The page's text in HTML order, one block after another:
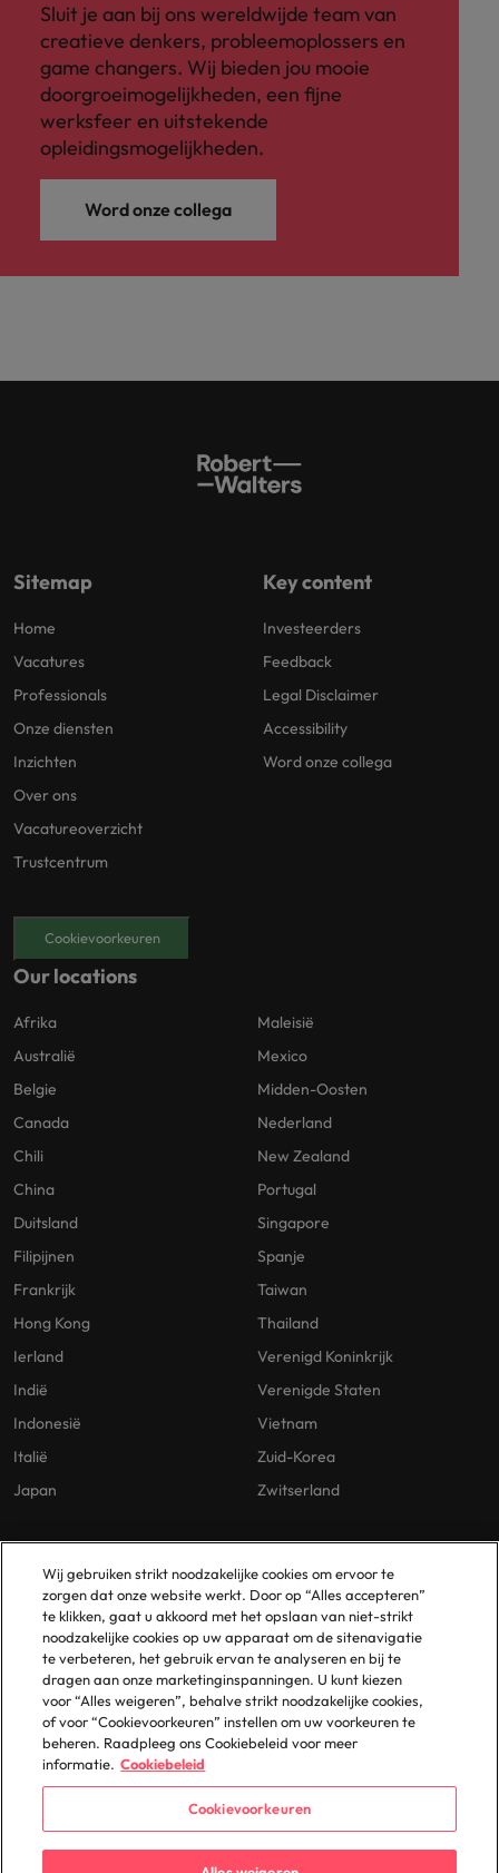
Sluit je aan bij ons wereldwijde team van
creatieve denkers, probleemoplossers en
game changers. Wij bieden jou mooie
doorgroeimogelijkheden, een fijne
werksfeer en uitstekende
opleidingsmogelijkheden.
Word onze collega
Sitemap
Home
Vacatures
Professionals
Onze diensten
Inzichten
Over ons
Vacatureoverzicht
Trustcentrum
Key content
Investeerders
Feedback
Legal Disclaimer
Accessibility
Word onze collega
Cookievoorkeuren
Our locations
Afrika
Australië
Belgie
Canada
Chili
China
Duitsland
Filipijnen
Frankrijk
Hong Kong
Ierland
Indië
Indonesië
Italië
Japan
Maleisië
Mexico
Midden-Oosten
Nederland
New Zealand
Portugal
Singapore
Spanje
Taiwan
Thailand
Verenigd Koninkrijk
Verenigde Staten
Vietnam
Zuid-Korea
Zwitserland
Our Policies
Privacybeleid
Cookies Policy
Policy Library
Gelijke Behandeling
Vestigingen
Amsterdam
Eindhoven
Rotterdam
Wij gebruiken strikt noodzakelijke cookies om ervoor te
zorgen dat onze website werkt. Door op “Alles accepteren”
te klikken, gaat u akkoord met het opslaan van niet-strikt
noodzakelijke cookies op uw apparaat om de sitenavigatie
te verbeteren, het gebruik ervan te analyseren en bij te
dragen aan onze marketinginspanningen. U kunt kiezen
voor “Alles weigeren”, behalve strikt noodzakelijke cookies,
of voor “Cookievoorkeuren” instellen om uw voorkeuren te
beheren. Raadpleeg ons Cookiebeleid voor meer
informatie. Cookiebeleid
Cookievoorkeuren